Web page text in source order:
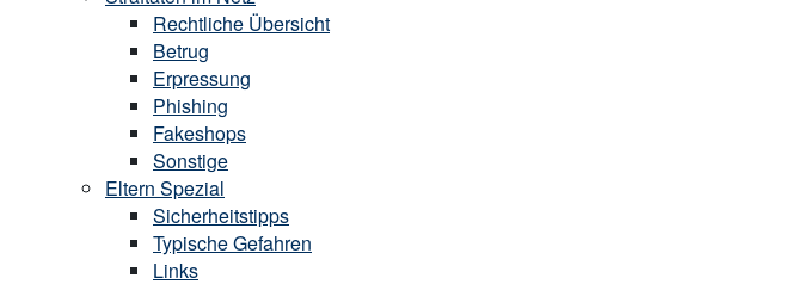
Rechtliche Übersicht
Betrug
Erpressung
Phishing
Fakeshops
Sonstige
Eltern Spezial
Sicherheitstipps
Typische Gefahren
Links